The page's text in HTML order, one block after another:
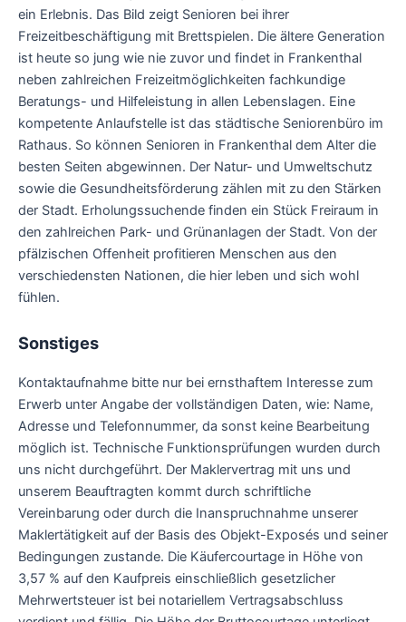
ein Erlebnis. Das Bild zeigt Senioren bei ihrer
Freizeitbeschäftigung mit Brettspielen. Die ältere Generation
ist heute so jung wie nie zuvor und findet in Frankenthal
neben zahlreichen Freizeitmöglichkeiten fachkundige
Beratungs- und Hilfeleistung in allen Lebenslagen. Eine
kompetente Anlaufstelle ist das städtische Seniorenbüro im
Rathaus. So können Senioren in Frankenthal dem Alter die
besten Seiten abgewinnen. Der Natur- und Umweltschutz
sowie die Gesundheitsförderung zählen mit zu den Stärken
der Stadt. Erholungssuchende finden ein Stück Freiraum in
den zahlreichen Park- und Grünanlagen der Stadt. Von der
pfälzischen Offenheit profitieren Menschen aus den
verschiedensten Nationen, die hier leben und sich wohl
fühlen.
Sonstiges
Kontaktaufnahme bitte nur bei ernsthaftem Interesse zum
Erwerb unter Angabe der vollständigen Daten, wie: Name,
Adresse und Telefonnummer, da sonst keine Bearbeitung
möglich ist. Technische Funktionsprüfungen wurden durch
uns nicht durchgeführt. Der Maklervertrag mit uns und
unserem Beauftragten kommt durch schriftliche
Vereinbarung oder durch die Inanspruchnahme unserer
Maklertätigkeit auf der Basis des Objekt-Exposés und seiner
Bedingungen zustande. Die Käufercourtage in Höhe von
3,57 % auf den Kaufpreis einschließlich gesetzlicher
Mehrwertsteuer ist bei notariellem Vertragsabschluss